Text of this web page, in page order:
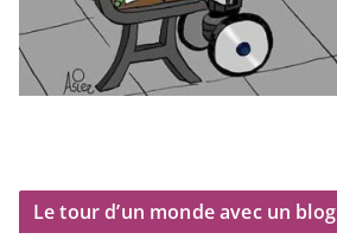
Le tour d’un monde avec un blog